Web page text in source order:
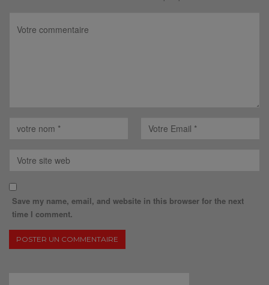
Save my name, email, and website in this browser for the next
time I comment.